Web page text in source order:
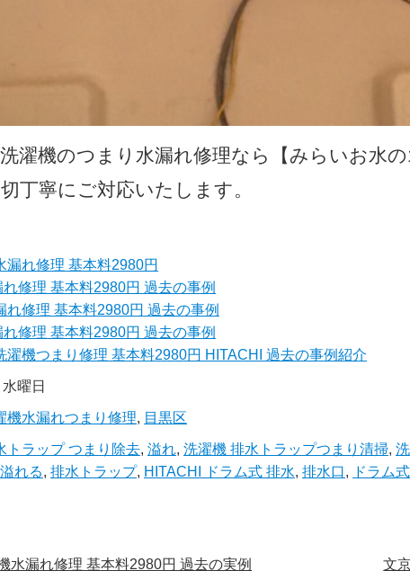
濯機のつまり水漏れ修理なら【みらいお水
丁寧にご対応いたします。
漏れ修理 基本料2980円
修理 基本料2980円 過去の事例
れ修理 基本料2980円 過去の事例
修理 基本料2980円 過去の事例
濯機つまり修理 基本料2980円 HITACHI 過去の事例紹介
曜日
機水漏れつまり修理, 目黒区
トラップ つまり除去, 溢れ, 洗濯機 排水トラップつまり清掃,
れる, 排水トラップ, HITACHI ドラム式 排水, 排水口, ドラム
水漏れ修理 基本料2980円 過去の実例
文